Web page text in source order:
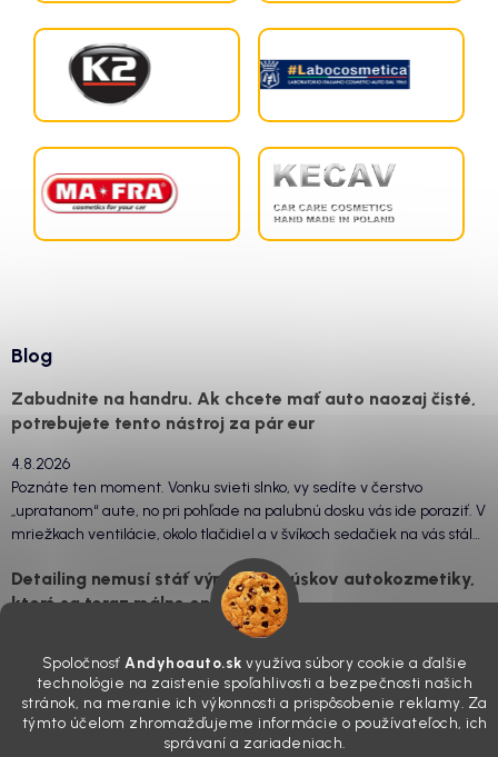
Spoločnosť Andyhoauto.sk využíva súbory cookie a ďalšie
technológie na zaistenie spoľahlivosti a bezpečnosti našich
stránok, na meranie ich výkonnosti a prispôsobenie reklamy. Za
týmto účelom zhromažďujeme informácie o používateľoch, ich
správaní a zariadeniach.
Blog
Zabudnite na handru. Ak chcete mať auto naozaj čisté,
potrebujete tento nástroj za pár eur
4.8.2026
Poznáte ten moment. Vonku svieti slnko, vy sedíte v čerstvo
„upratanom“ aute, no pri pohľade na palubnú dosku vás ide poraziť. V
mriežkach ventilácie, okolo tlačidiel a v švíkoch sedačiek na vás stále
drzo pozerá prach. Handra ani vysávač tam jednodu...
Detailing nemusí stáť výplatu: 5 kúskov autokozmetiky,
ktoré sa teraz reálne oplatia
Sobotné ráno, káva v ruke a pred vami zaprášená kapota. Pre
niekoho nuda, pre nás najlepší relax. Lenže keď si v košíku spočítate
všetky tie fľaštičky, šampóny a utierky, výsledná suma vie poriadne
pokaziť náladu. Dobrá správa je, že aj profi výbava ...